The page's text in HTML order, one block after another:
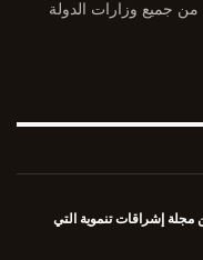
مجلة إشراقات تنموية التي